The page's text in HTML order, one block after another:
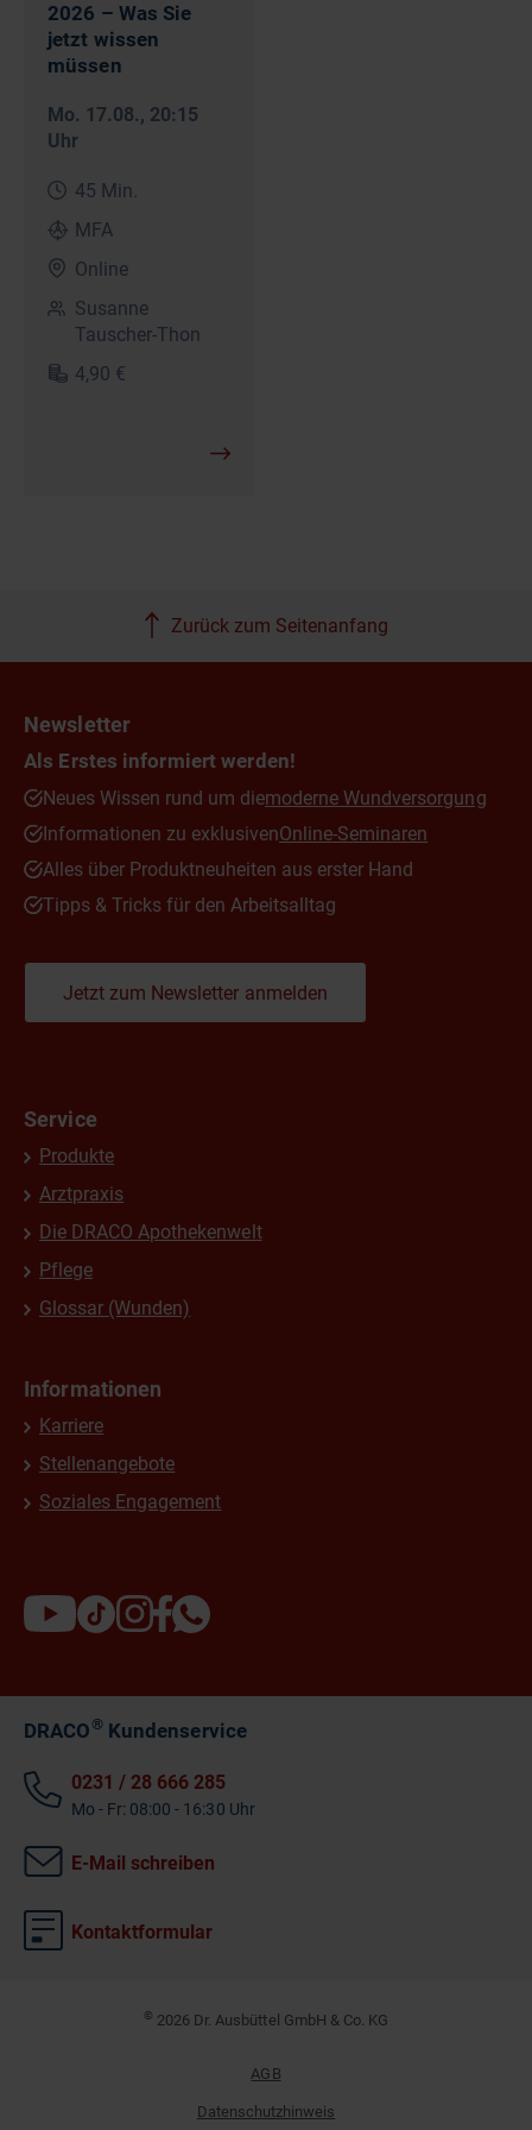
2026 – Was Sie
jetzt wissen
müssen
Mo. 17.08., 20:15
Uhr
45 Min.
MFA
Online
Susanne
Tauscher-Thon
4,90 €
Zurück zum Seitenanfang
Newsletter
Als Erstes informiert werden!
Neues Wissen rund um diemoderne Wundversorgung
Informationen zu exklusivenOnline-Seminaren
Alles über Produktneuheiten aus erster Hand
Tipps & Tricks für den Arbeitsalltag
Jetzt zum Newsletter anmelden
Service
Produkte
Arztpraxis
Die DRACO Apothekenwelt
Pflege
Glossar (Wunden)
Informationen
Karriere
Stellenangebote
Soziales Engagement
DRACO®Kundenservice
0231 / 28 666 285
Mo - Fr: 08:00 - 16:30 Uhr
E-Mail schreiben
Kontaktformular
© 2026 Dr. Ausbüttel GmbH & Co. KG
AGB
Datenschutzhinweis